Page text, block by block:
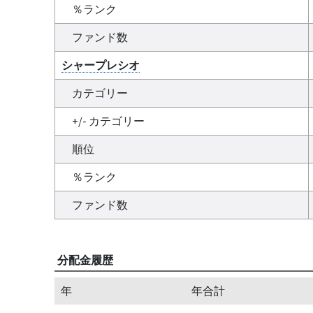
％ランク
ファンド数
シャープレシオ
カテゴリー
+/- カテゴリー
順位
％ランク
ファンド数
分配金履歴
年 年合計